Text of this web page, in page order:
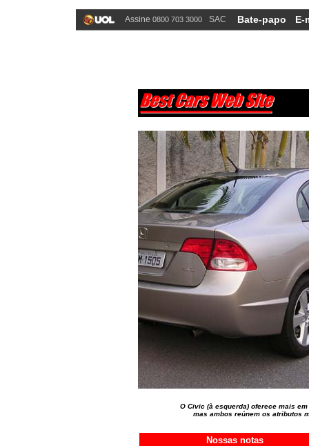
Assine 0800 703 3000 SAC Bate-papo E-
O Civic (à esquerda) oferece mais
mas ambos reúnem os atributos
Nossas notas